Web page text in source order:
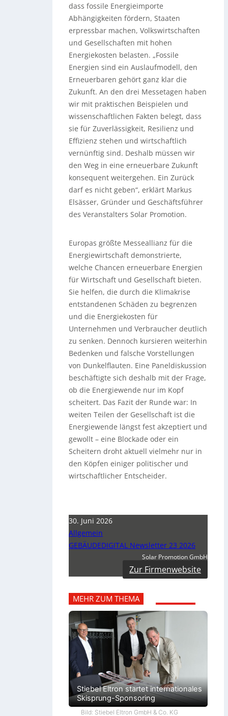
dass fossile Energieimporte
Abhängigkeiten fördern, Staaten
erpressbar machen, Volkswirtschaften
und Gesellschaften mit hohen
Energiekosten belasten. „Fossile
Energien sind ein Auslaufmodell, den
Erneuerbaren gehört ganz klar die
Zukunft. An den drei Messetagen haben
wir mit praktischen Beispielen und
wissenschaftlichen Fakten belegt, dass
sie für Zuverlässigkeit, Resilienz und
Effizienz stehen und wirtschaftlich
vernünftig sind. Deshalb müssen wir
den Weg in eine erneuerbare Zukunft
konsequent weitergehen. Ein Zurück
darf es nicht geben“, erklärt Markus
Elsässer, Gründer und Geschäftsführer
des Veranstalters Solar Promotion.
Europas größte Messeallianz für die
Energiewirtschaft demonstrierte,
welche Chancen erneuerbare Energien
für Wirtschaft und Gesellschaft bieten.
Sie helfen, die durch die Klimakrise
entstandenen Schäden zu begrenzen
und die Energiekosten für
Unternehmen und Verbraucher deutlich
zu senken. Dennoch kursieren weiterhin
Bedenken und falsche Vorstellungen
von Dunkelflauten. Eine Paneldiskussion
beschäftigte sich deshalb mit der Frage,
ob die Energiewende nur im Kopf
scheitert. Das Fazit der Runde war: In
weiten Teilen der Gesellschaft ist die
Energiewende längst fest akzeptiert und
gewollt – eine Blockade oder ein
Scheitern droht aktuell vielmehr nur in
den Köpfen einiger politischer und
wirtschaftlicher Entscheider.
30. Juni 2026
Allgemein
GEBÄUDEDIGITAL Newsletter 23 2026
Solar Promotion GmbH
Zur Firmenwebsite
MEHR ZUM THEMA
Stiebel Eltron startet internationales
Skisprung-Sponsoring
Bild: Stiebel Eltron GmbH & Co. KG